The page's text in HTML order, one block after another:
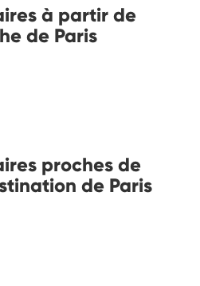
à partir de
de Paris
proches de
de Paris